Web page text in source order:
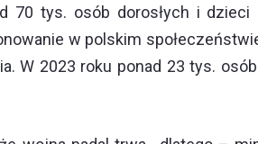
70 tys. osób dorosłych i
w polskim
W 2023 roku ponad 23 tys.